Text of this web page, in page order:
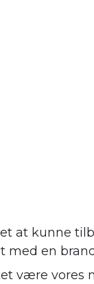
at kunne
en
være vores